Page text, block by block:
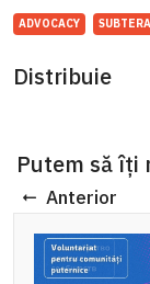
ADVOCACY
Distribuie
Putem să îți
Anterior